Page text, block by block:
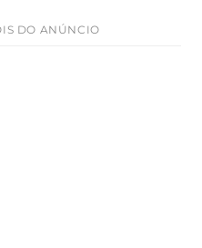
DO ANÚNCIO